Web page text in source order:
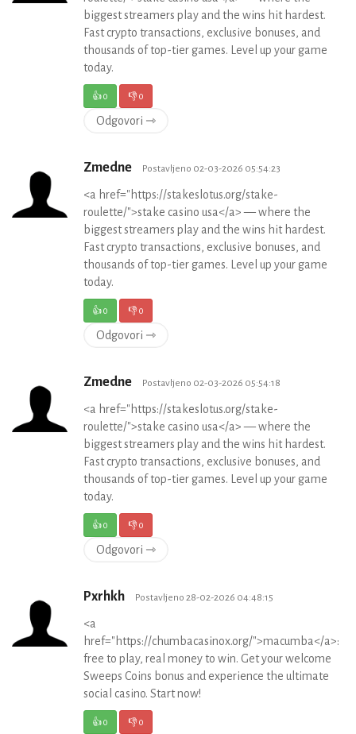
biggest streamers play and the wins hit hardest.
Fast crypto transactions, exclusive bonuses, and
thousands of top-tier games. Level up your game
today.
👍0 👎0
Odgovori ⇾
Zmedne Postavljeno 02-03-2026 05:54:23
<a href="https://stakeslotus.org/stake-
roulette/">stake casino usa</a> — where the
biggest streamers play and the wins hit hardest.
Fast crypto transactions, exclusive bonuses, and
thousands of top-tier games. Level up your game
today.
👍0 👎0
Odgovori ⇾
Zmedne Postavljeno 02-03-2026 05:54:18
<a href="https://stakeslotus.org/stake-
roulette/">stake casino usa</a> — where the
biggest streamers play and the wins hit hardest.
Fast crypto transactions, exclusive bonuses, and
thousands of top-tier games. Level up your game
today.
👍0 👎0
Odgovori ⇾
Pxrhkh Postavljeno 28-02-2026 04:48:15
<a
href="https://chumbacasinox.org/">macumba</a>:
free to play, real money to win. Get your welcome
Sweeps Coins bonus and experience the ultimate
social casino. Start now!
👍0 👎0